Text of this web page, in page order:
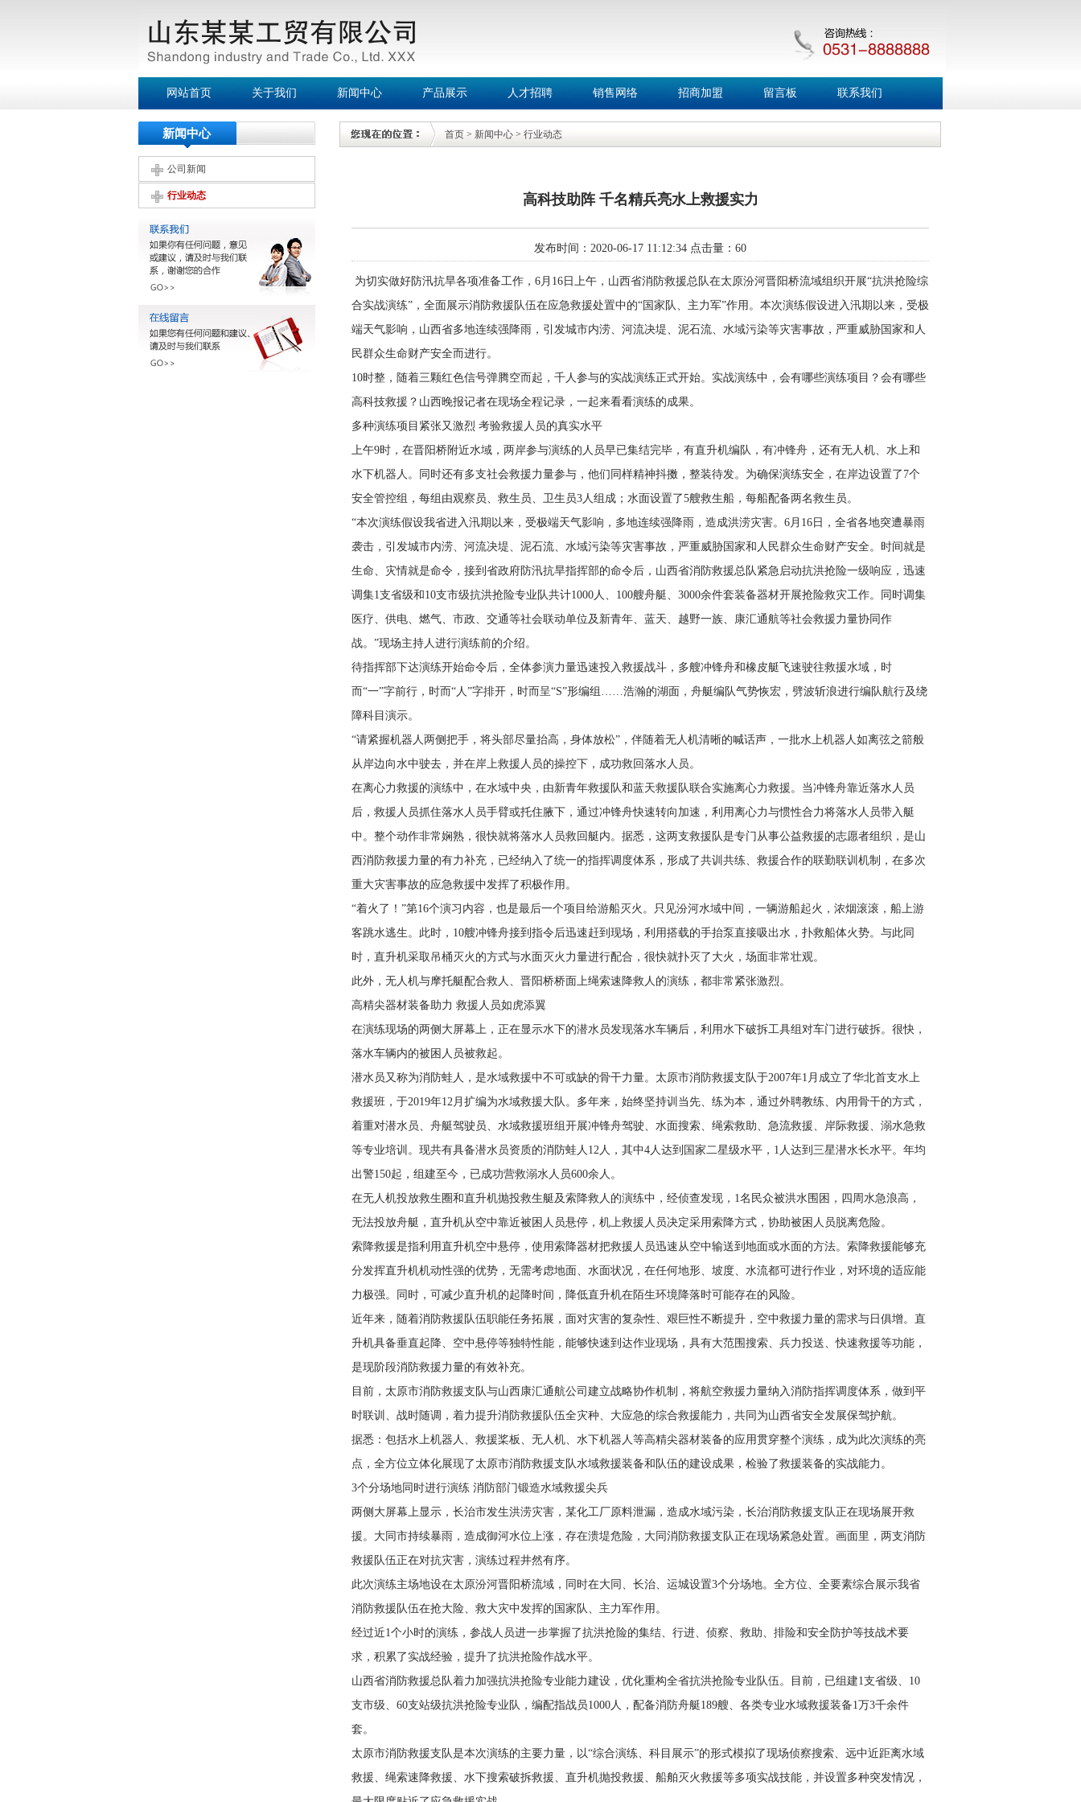
网站首页 关于我们 新闻中心 产品展示 人才招聘 销售网络 招商加盟 留言板 联系我们
新闻中心
公司新闻
行业动态
首页 > 新闻中心 > 行业动态
高科技助阵 千名精兵亮水上救援实力
发布时间：2020-06-17 11:12:34 点击量： 60
为切实做好防汛抗旱各项准备工作，6月16日上午，山西省消防救援总队在太原汾河晋阳桥流域组织开展“抗洪抢险综
合实战演练”，全面展示消防救援队伍在应急救援处置中的“国家队、主力军”作用。本次演练假设进入汛期以来，受极
端天气影响，山西省多地连续强降雨，引发城市内涝、河流决堤、泥石流、水域污染等灾害事故，严重威胁国家和人
民群众生命财产安全而进行。
10时整，随着三颗红色信号弹腾空而起，千人参与的实战演练正式开始。实战演练中，会有哪些演练项目？会有哪些
高科技救援？山西晚报记者在现场全程记录，一起来看看演练的成果。
多种演练项目紧张又激烈 考验救援人员的真实水平
上午9时，在晋阳桥附近水域，两岸参与演练的人员早已集结完毕，有直升机编队，有冲锋舟，还有无人机、水上和
水下机器人。同时还有多支社会救援力量参与，他们同样精神抖擞，整装待发。为确保演练安全，在岸边设置了7个
安全管控组，每组由观察员、救生员、卫生员3人组成；水面设置了5艘救生船，每船配备两名救生员。
“本次演练假设我省进入汛期以来，受极端天气影响，多地连续强降雨，造成洪涝灾害。6月16日，全省各地突遭暴雨
袭击，引发城市内涝、河流决堤、泥石流、水域污染等灾害事故，严重威胁国家和人民群众生命财产安全。时间就是
生命、灾情就是命令，接到省政府防汛抗旱指挥部的命令后，山西省消防救援总队紧急启动抗洪抢险一级响应，迅速
调集1支省级和10支市级抗洪抢险专业队共计1000人、100艘舟艇、3000余件套装备器材开展抢险救灾工作。同时调集
医疗、供电、燃气、市政、交通等社会联动单位及新青年、蓝天、越野一族、康汇通航等社会救援力量协同作
战。”现场主持人进行演练前的介绍。
待指挥部下达演练开始命令后，全体参演力量迅速投入救援战斗，多艘冲锋舟和橡皮艇飞速驶往救援水域，时
而“一”字前行，时而“人”字排开，时而呈“S”形编组……浩瀚的湖面，舟艇编队气势恢宏，劈波斩浪进行编队航行及绕
障科目演示。
“请紧握机器人两侧把手，将头部尽量抬高，身体放松”，伴随着无人机清晰的喊话声，一批水上机器人如离弦之箭般
从岸边向水中驶去，并在岸上救援人员的操控下，成功救回落水人员。
在离心力救援的演练中，在水域中央，由新青年救援队和蓝天救援队联合实施离心力救援。当冲锋舟靠近落水人员
后，救援人员抓住落水人员手臂或托住腋下，通过冲锋舟快速转向加速，利用离心力与惯性合力将落水人员带入艇
中。整个动作非常娴熟，很快就将落水人员救回艇内。据悉，这两支救援队是专门从事公益救援的志愿者组织，是山
西消防救援力量的有力补充，已经纳入了统一的指挥调度体系，形成了共训共练、救援合作的联勤联训机制，在多次
重大灾害事故的应急救援中发挥了积极作用。
“着火了！”第16个演习内容，也是最后一个项目给游船灭火。只见汾河水域中间，一辆游船起火，浓烟滚滚，船上游
客跳水逃生。此时，10艘冲锋舟接到指令后迅速赶到现场，利用搭载的手抬泵直接吸出水，扑救船体火势。与此同
时，直升机采取吊桶灭火的方式与水面灭火力量进行配合，很快就扑灭了大火，场面非常壮观。
此外，无人机与摩托艇配合救人、晋阳桥桥面上绳索速降救人的演练，都非常紧张激烈。
高精尖器材装备助力 救援人员如虎添翼
在演练现场的两侧大屏幕上，正在显示水下的潜水员发现落水车辆后，利用水下破拆工具组对车门进行破拆。很快，
落水车辆内的被困人员被救起。
潜水员又称为消防蛙人，是水域救援中不可或缺的骨干力量。太原市消防救援支队于2007年1月成立了华北首支水上
救援班，于2019年12月扩编为水域救援大队。多年来，始终坚持训当先、练为本，通过外聘教练、内用骨干的方式，
着重对潜水员、舟艇驾驶员、水域救援班组开展冲锋舟驾驶、水面搜索、绳索救助、急流救援、岸际救援、溺水急救
等专业培训。现共有具备潜水员资质的消防蛙人12人，其中4人达到国家二星级水平，1人达到三星潜水长水平。年均
出警150起，组建至今，已成功营救溺水人员600余人。
在无人机投放救生圈和直升机抛投救生艇及索降救人的演练中，经侦查发现，1名民众被洪水围困，四周水急浪高，
无法投放舟艇，直升机从空中靠近被困人员悬停，机上救援人员决定采用索降方式，协助被困人员脱离危险。
索降救援是指利用直升机空中悬停，使用索降器材把救援人员迅速从空中输送到地面或水面的方法。索降救援能够充
分发挥直升机机动性强的优势，无需考虑地面、水面状况，在任何地形、坡度、水流都可进行作业，对环境的适应能
力极强。同时，可减少直升机的起降时间，降低直升机在陌生环境降落时可能存在的风险。
近年来，随着消防救援队伍职能任务拓展，面对灾害的复杂性、艰巨性不断提升，空中救援力量的需求与日俱增。直
升机具备垂直起降、空中悬停等独特性能，能够快速到达作业现场，具有大范围搜索、兵力投送、快速救援等功能，
是现阶段消防救援力量的有效补充。
目前，太原市消防救援支队与山西康汇通航公司建立战略协作机制，将航空救援力量纳入消防指挥调度体系，做到平
时联训、战时随调，着力提升消防救援队伍全灾种、大应急的综合救援能力，共同为山西省安全发展保驾护航。
据悉：包括水上机器人、救援桨板、无人机、水下机器人等高精尖器材装备的应用贯穿整个演练，成为此次演练的亮
点，全方位立体化展现了太原市消防救援支队水域救援装备和队伍的建设成果，检验了救援装备的实战能力。
3个分场地同时进行演练 消防部门锻造水域救援尖兵
两侧大屏幕上显示，长治市发生洪涝灾害，某化工厂原料泄漏，造成水域污染，长治消防救援支队正在现场展开救
援。大同市持续暴雨，造成御河水位上涨，存在溃堤危险，大同消防救援支队正在现场紧急处置。画面里，两支消防
救援队伍正在对抗灾害，演练过程井然有序。
此次演练主场地设在太原汾河晋阳桥流域，同时在大同、长治、运城设置3个分场地。全方位、全要素综合展示我省
消防救援队伍在抢大险、救大灾中发挥的国家队、主力军作用。
经过近1个小时的演练，参战人员进一步掌握了抗洪抢险的集结、行进、侦察、救助、排险和安全防护等技战术要
求，积累了实战经验，提升了抗洪抢险作战水平。
山西省消防救援总队着力加强抗洪抢险专业能力建设，优化重构全省抗洪抢险专业队伍。目前，已组建1支省级、10
支市级、60支站级抗洪抢险专业队，编配指战员1000人，配备消防舟艇189艘、各类专业水域救援装备1万3千余件
套。
太原市消防救援支队是本次演练的主要力量，以“综合演练、科目展示”的形式模拟了现场侦察搜索、远中近距离水域
救援、绳索速降救援、水下搜索破拆救援、直升机抛投救援、船舶灭火救援等多项实战技能，并设置多种突发情况，